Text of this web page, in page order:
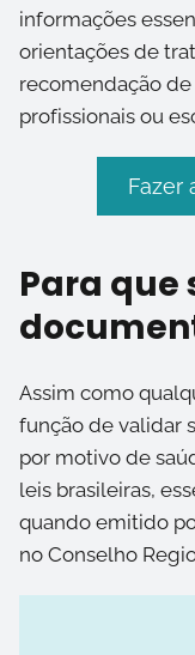
informações
orientações de
recomendação
profissionais ou
Fazer
Para que
Assim como
função de validar
por motivo de
leis brasileiras,
quando emitido
no Conselho